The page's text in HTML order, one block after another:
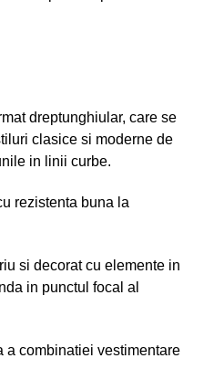
dreptunghiular, care se
clasice si moderne de
in linii curbe.
rezistenta buna la
si decorat cu elemente in
in punctul focal al
a combinatiei vestimentare